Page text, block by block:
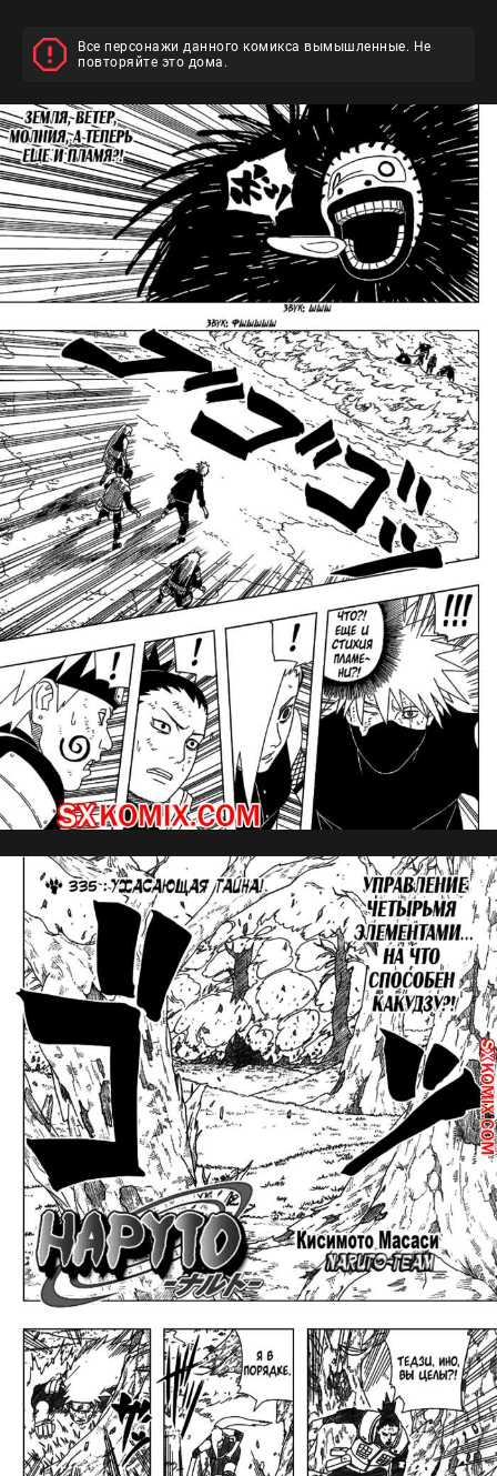
Все персонажи данного комикса вымышленные. Не
повторяйте это дома.